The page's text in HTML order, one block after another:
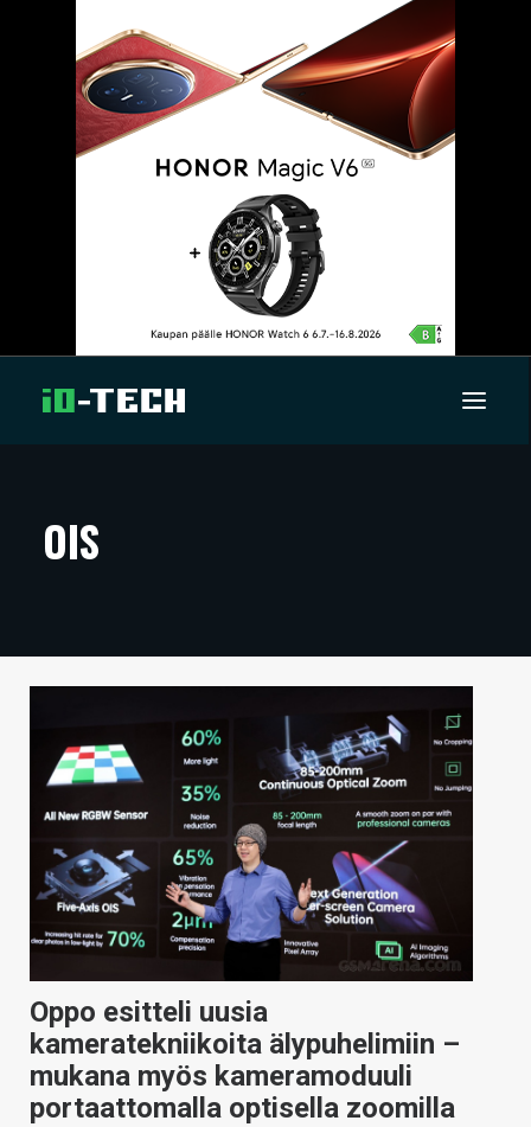
ARTIKKELIT
TECHBBS
HINTA.FI
KAUPPA
VAIHDA TEEMA
HAKU
OIS
Oppo esitteli uusia
kameratekniikoita älypuhelimiin –
mukana myös kameramoduuli
portaattomalla optisella zoomilla